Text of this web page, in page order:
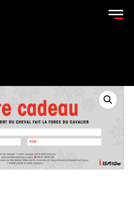
/ Carte cadeau I-BRIDE – montant au